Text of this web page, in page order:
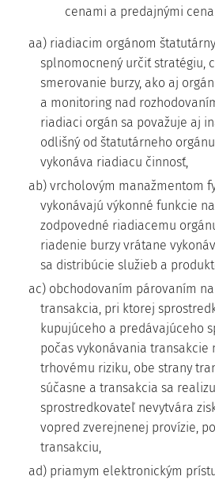
cenami a predajnými
aa) riadiacim orgánom
splnomocnený určiť stratégiu,
smerovanie burzy, ako aj
a monitoring nad
riadiaci orgán sa považuje aj
odlišný od štatutárneho
vykonáva riadiacu činnosť,
ab) vrcholovým manažmentom
vykonávajú výkonné funkcie
zodpovedné riadiacemu
riadenie burzy vrátane
sa distribúcie služieb a
ac) obchodovaním párovaním
transakcia, pri ktorej
kupujúceho a predávajúceho
počas vykonávania transakcie
trhovému riziku, obe strany
súčasne a transakcia sa
sprostredkovateľ nevytvára
vopred zverejnenej provízie,
transakciu,
ad) priamym elektronickým